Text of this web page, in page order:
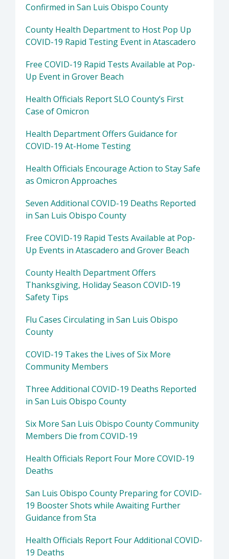
Confirmed in San Luis Obispo County
County Health Department to Host Pop Up
COVID-19 Rapid Testing Event in Atascadero
Free COVID-19 Rapid Tests Available at Pop-
Up Event in Grover Beach
Health Officials Report SLO County’s First
Case of Omicron
Health Department Offers Guidance for
COVID-19 At-Home Testing
Health Officials Encourage Action to Stay Safe
as Omicron Approaches
Seven Additional COVID-19 Deaths Reported
in San Luis Obispo County
Free COVID-19 Rapid Tests Available at Pop-
Up Events in Atascadero and Grover Beach
County Health Department Offers
Thanksgiving, Holiday Season COVID-19
Safety Tips
Flu Cases Circulating in San Luis Obispo
County
COVID-19 Takes the Lives of Six More
Community Members
Three Additional COVID-19 Deaths Reported
in San Luis Obispo County
Six More San Luis Obispo County Community
Members Die from COVID-19
Health Officials Report Four More COVID-19
Deaths
San Luis Obispo County Preparing for COVID-
19 Booster Shots while Awaiting Further
Guidance from Sta
Health Officials Report Four Additional COVID-
19 Deaths